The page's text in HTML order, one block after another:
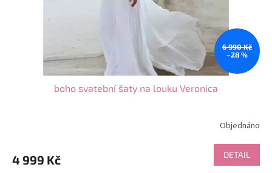
6 990 Kč
–28 %
boho svatební šaty na louku Veronica
je
Objednáno
4 999 Kč DETAIL